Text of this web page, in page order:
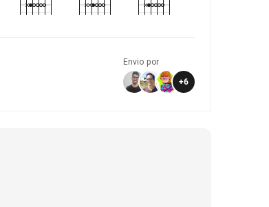
Envio por
+6